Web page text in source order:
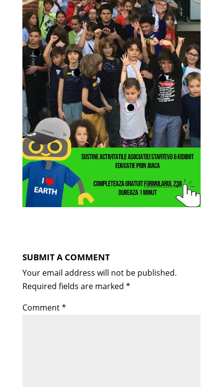
SUBMIT A COMMENT
Your email address will not be published.
Required fields are marked *
Comment*